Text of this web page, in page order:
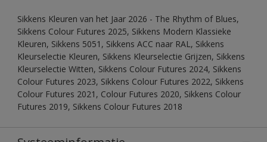
Sikkens Kleuren van het Jaar 2026 - The Rhythm of Blues,
Sikkens Colour Futures 2025, Sikkens Modern Klassieke
Kleuren, Sikkens 5051, Sikkens ACC naar RAL, Sikkens
Kleurselectie Kleuren, Sikkens Kleurselectie Grijzen, Sikkens
Kleurselectie Witten, Sikkens Colour Futures 2024, Sikkens
Colour Futures 2023, Sikkens Colour Futures 2022, Sikkens
Colour Futures 2021, Colour Futures 2020, Sikkens Colour
Futures 2019, Sikkens Colour Futures 2018